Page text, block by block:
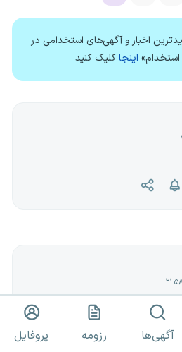
اخبار و آگهی‌های استخدامی در
استخدام» اینجاکلیک کنید
چند نفر برای شنوایی رد شدن؟
آگهی‌ها رزومه پروفایل